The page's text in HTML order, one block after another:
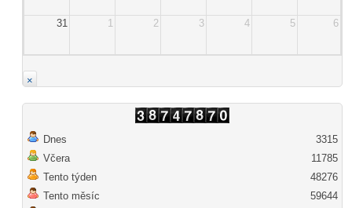
31 1 2 3 4 5 6
×
Dnes
Včera
Tento týden
Tento měsíc
3315
11785
48276
59644